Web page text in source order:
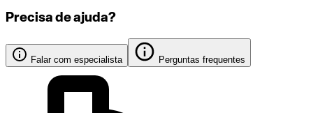
Precisa de ajuda?
Falar com especialista Perguntas frequentes